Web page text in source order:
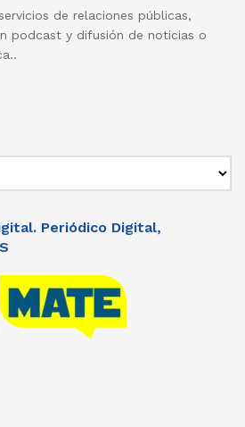
de relaciones públicas,
podcast y difusión de noticias o
Periódico Digital,